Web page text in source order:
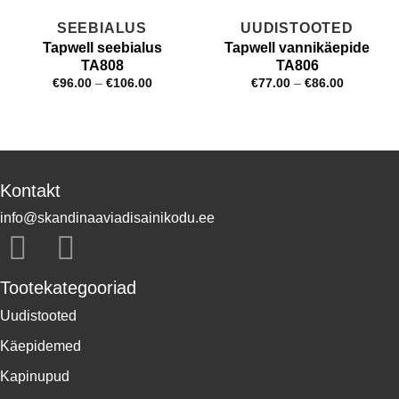
SEEBIALUS
Tapwell seebialus
TA808
€96.00 – €106.00Price
UUDISTOOTED
Tapwell vannikäepide
TA806
€77.00 – €86.00Price
Kontakt
info@skandinaaviadisainikodu.ee
Tootekategooriad
Uudistooted
Käepidemed
Kapinupud